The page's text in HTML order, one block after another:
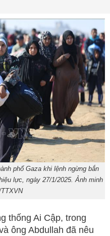
phố Gaza khi lệnh ngừng bắn
lực, ngày 27/1/2025. Ảnh minh
thống Ai Cập, trong
ông Abdullah đã nêu